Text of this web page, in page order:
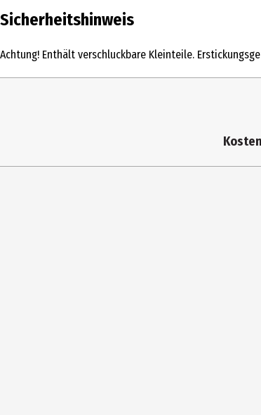
Inhalt
Sicherheitshinweis
Achtung! Enthält verschluckbare Kleinteile.